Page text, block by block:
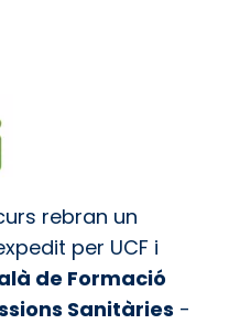
rebran un
per UCF i
de Formació
Sanitàries -